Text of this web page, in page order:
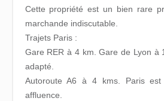
Cette propriété est un bien rare
marchande indiscutable.
Trajets Paris :
Gare RER à 4 km. Gare de Lyon à
adapté.
Autoroute A6 à 4 kms. Paris
affluence.